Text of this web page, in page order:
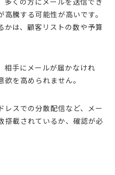
騰する可能性が高いです。
かは、顧客リストの数や予算
相手にメールが届かなけれ
を高められません。
レスでの分散配信など、メー
搭載されているか、確認が必